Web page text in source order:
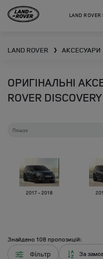
LAND
LAND ROVER ❯ АКСЕСУАРИ
ОРИГІНАЛЬНІ
ROVER
2017 - 2018
Знайдено 108 пропозицій:
Фільтр